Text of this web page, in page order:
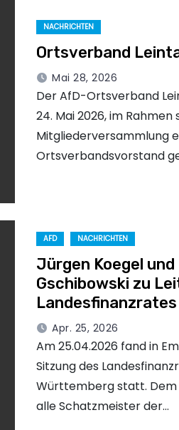
NACHRICHTEN
Ortsverband
Mai 28, 2026
Der AfD-Ortsverband
24. Mai 2026, im
Mitgliederversammlung
Ortsverbandsvorstand
AFD NACHRICHTEN
Jürgen Koegel und
Gschibowski zu
Apr. 25, 2026
Am 25.04.2026 fand in
Sitzung des
Württemberg statt.
alle Schatzmeister der…